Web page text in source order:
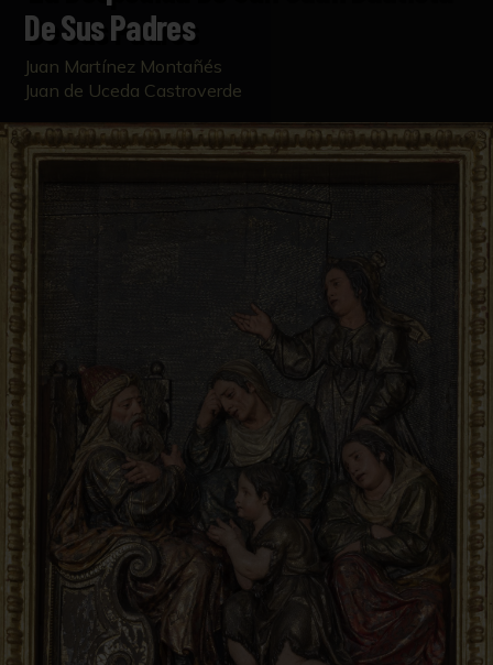
De Sus Padres
Juan Martínez Montañés
Juan de Uceda Castroverde